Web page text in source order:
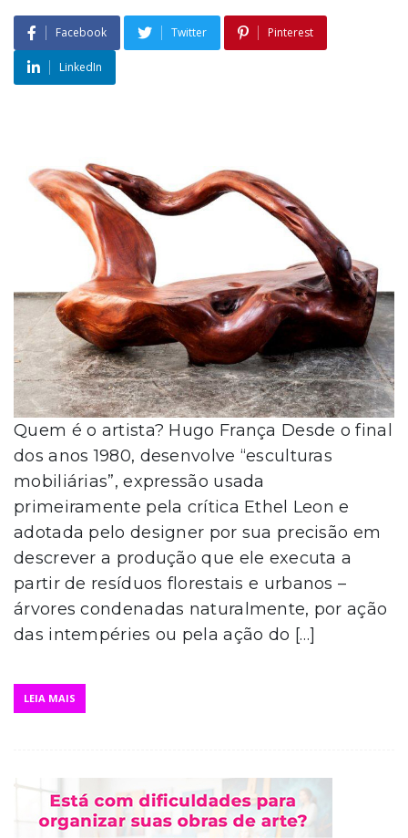
Facebook Twitter Pinterest
LinkedIn
Quem é o artista? Hugo França Desde o final
dos anos 1980, desenvolve “esculturas
mobiliárias”, expressão usada
primeiramente pela crítica Ethel Leon e
adotada pelo designer por sua precisão em
descrever a produção que ele executa a
partir de resíduos florestais e urbanos –
árvores condenadas naturalmente, por ação
das intempéries ou pela ação do […]
LEIA MAIS